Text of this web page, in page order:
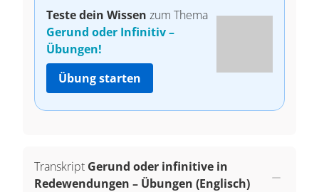
Teste dein Wissen zum Thema
Gerund oder Infinitiv –
Übungen!
Übung starten
Transkript Gerund oder infinitive in
Redewendungen – Übungen (Englisch)